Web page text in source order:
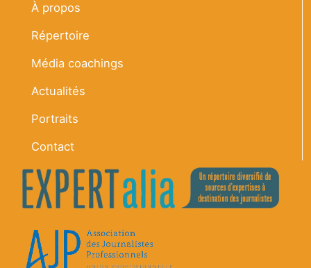
À propos
Répertoire
Média coachings
Actualités
Portraits
Contact